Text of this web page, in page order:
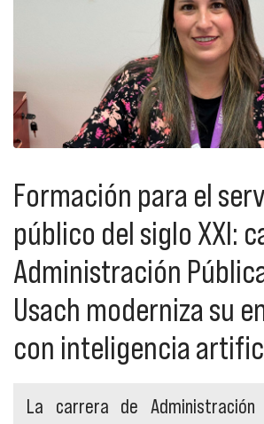
Formación para el
público del siglo XXI:
Administración
Usach moderniza su
con inteligencia
La carrera de